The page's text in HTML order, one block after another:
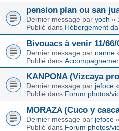
pension plan ou san
Dernier message par yoch «
Publié dans Hébergement
Bivouacs à venir 11/66/
Dernier message par nanne
Publié dans
KANPONA (Vizcaya
Dernier message par jefoce «
Publié dans Forum photos/
MORAZA (Cuco y
Dernier message par jefoce «
Publié dans Forum photos/